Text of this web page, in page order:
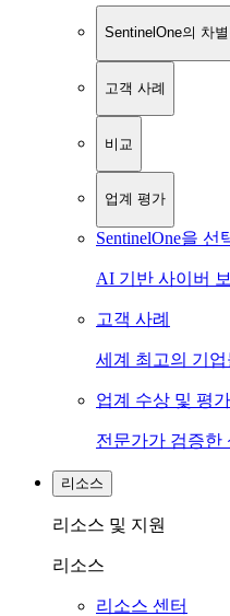
SentinelOne의 차별
고객 사례
비교
업계 평가
SentinelOne을 선
AI 기반 사이버
고객 사례
세계 최고의 기
업계 수상 및 평가
전문가가 검증한
리소스
리소스 및 지원
리소스
리소스 센터